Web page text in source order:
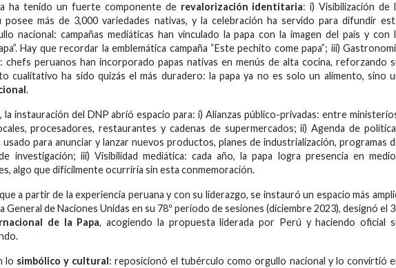
ha tenido un fuerte componente de revalorización identitaria: i) Visibilización de
posee más de 3,000 variedades nativas, y la celebración ha servido para difundir
nacional: campañas mediáticas han vinculado la papa con la imagen del país y con
Hay que recordar la emblemática campaña “Este pechito come papa”; iii)
peruanos han incorporado papas nativas en menús de alta cocina, reforzando
cualitativo ha sido quizás el más duradero: la papa ya no es solo un alimento, sino
.
, la instauración del DNP abrió espacio para: i) Alianzas público-privadas: entre
procesadores, restaurantes y cadenas de supermercados; ii) Agenda de
para anunciar y lanzar nuevos productos, planes de industrialización, programas
investigación; iii) Visibilidad mediática: cada año, la papa logra presencia en
algo que difícilmente ocurriría sin esta conmemoración.
a partir de la experiencia peruana y con su liderazgo, se instauró un espacio más
General de Naciones Unidas en su 78º período desesiones (diciembre 2023), designó el
de la Papa, acogiendo la propuesta liderada por Perú y haciendo oficial
lo simbólico y cultural: reposicionó el tubérculo como orgullo nacional y lo convirtió